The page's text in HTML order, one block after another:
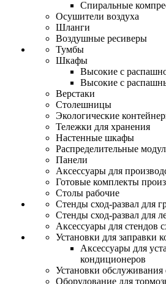
Спиральные
Осушители воздуха
Шланги
Воздушные ресиверы
Тумбы
Шкафы
Высокие с
Высокие с
Верстаки
Столешницы
Экологические
Тележки для хранения
Настенные шкафы
Распределительные
Панели
Аксессуары для
Готовые комплекты
Столы рабочие
Стенды сход-развал для
Стенды сход-развал для
Аксессуары для стендов
Установки для заправки
Аксессуары для
кондиционеров
Установки обслуживания
Оборудование для